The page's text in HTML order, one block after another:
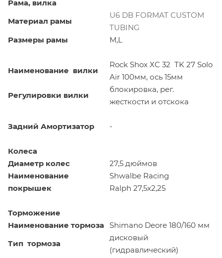
Рама, вилка
Материал рамы
U6 DB FORMAT CUSTOM
TUBING
Размеры рамы
M,L
Наименование вилки
Rock Shox XC 32 TK 27 Solo
Air 100мм, ось 15мм
Регулировки вилки
блокировка, рег.
жесткости и отскока
Задний Амортизатор -
Колеса
Диаметр колес
27,5 дюймов
Наименование
покрышек
Shwalbe Racing
Ralph 27,5x2,25
Торможение
Наименование тормоза Shimano Deore 180/160 мм
Тип тормоза
дисковый
(гидравлический)